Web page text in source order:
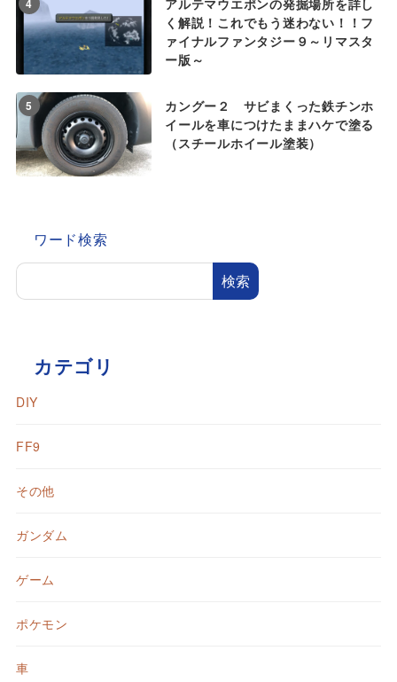
4
アルテマウエポンの発掘場所を詳し
く解説！これでもう迷わない！！フ
ァイナルファンタジー９～リマスタ
ー版～
5
カングー２ サビまくった鉄チンホ
イールを車につけたままハケで塗る
（スチールホイール塗装）
ワード検索
検索
カテゴリ
DIY
FF9
その他
ガンダム
ゲーム
ポケモン
車